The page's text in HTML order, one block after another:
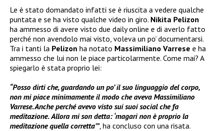
Le è stato domandato infatti se è riuscita a vedere qualche
puntata e se ha visto qualche video in giro. Nikita Pelizon
ha ammesso di avere visto due daily online e di averlo fatto
perché non avendolo mai visto, voleva un po’ documentarsi.
Tra i tanti la Pelizon ha notato Massimiliano Varrese e ha
ammesso che lui non le piace particolarmente. Come mai? A
spiegarlo è stata proprio lei:
“Posso dirti che, guardando un po’ il suo linguaggio del corpo,
non mi piace minimamente il modo che aveva Massimiliano
Varrese. Anche perché avevo visto sui suoi social che fa
meditazione. Allora mi son detta: ‘magari non è proprio la
meditazione quella corretta’”, ha concluso con una risata.